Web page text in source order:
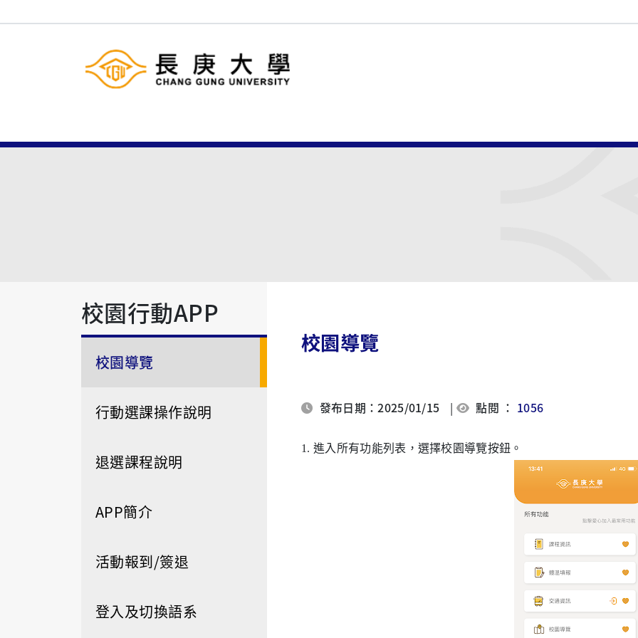
校園行動APP
校園導覽
行動選課操作說明
退選課程說明
APP簡介
活動報到/簽退
登入及切換語系
校園導覽
發布日期：2025/01/15 | 點閱 ： 1056
1. 進入所有功能列表，選擇校園導覽按鈕。